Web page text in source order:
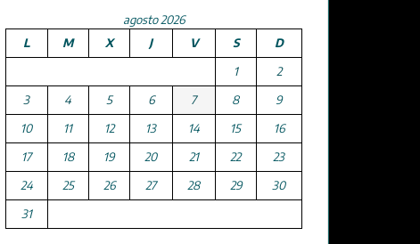
agosto 2026
L
M X J V S
D
1
2
3
4 5 6 7 8
9
10
11 12 13 14 15
16
17
18 19 20 21 22
23
24
25 26 27 28 29
30
31